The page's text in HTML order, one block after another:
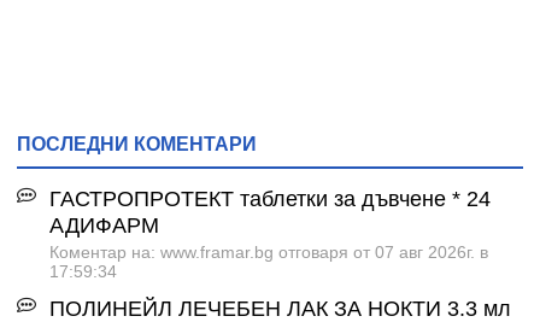
ПОСЛЕДНИ КОМЕНТАРИ
ГАСТРОПРОТЕКТ таблетки за дъвчене * 24
АДИФАРМ
Коментар на: www.framar.bg отговаря от 07 авг 2026г. в
17:59:34
ПОЛИНЕЙЛ ЛЕЧЕБЕН ЛАК ЗА НОКТИ 3.3 мл